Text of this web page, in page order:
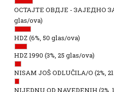
ОСТАЈТЕ ОВДЈЕ - ЗАЈЕДНО
glas/ova)
HDZ (6%, 50 glas/ova)
HDZ 1990 (3%, 25 glas/ova)
NISAM JOŠ ODLUČILA/O (2%,
NIJEDNU OD NAVEDENIH (2%,